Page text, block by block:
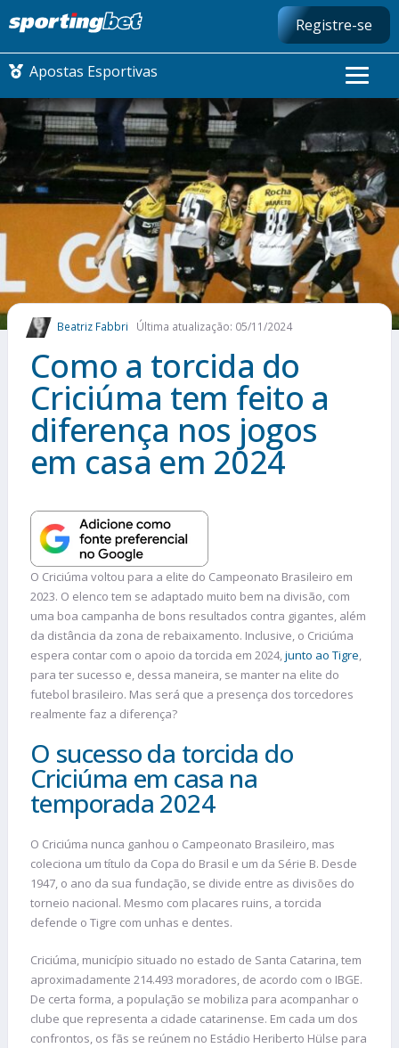
Registre-se
Apostas Esportivas
CONMEBOL LIBERTADORES
FUTEBOL NACIONAL
FUTEBOL INTERNACIONAL
COMO APOSTAR
MAIS ESPORTES
Beatriz Fabbri Última atualização: 05/11/2024
Como a torcida do
Criciúma tem feito a
diferença nos jogos
em casa em 2024
O Criciúma voltou para a elite do Campeonato Brasileiro em
2023. O elenco tem se adaptado muito bem na divisão, com
uma boa campanha de bons resultados contra gigantes, além
da distância da zona de rebaixamento. Inclusive, o Criciúma
espera contar com o apoio da torcida em 2024,junto ao Tigre,
para ter sucesso e, dessa maneira, se manter na elite do
futebol brasileiro. Mas será que a presença dos torcedores
realmente faz a diferença?
O sucesso da torcida do
Criciúma em casa na
temporada 2024
O Criciúma nunca ganhou o Campeonato Brasileiro, mas
coleciona um título da Copa do Brasil e um da Série B. Desde
1947, o ano da sua fundação, se divide entre as divisões do
torneio nacional. Mesmo com placares ruins, a torcida
defende o Tigre com unhas e dentes.
Criciúma, município situado no estado de Santa Catarina, tem
aproximadamente 214.493 moradores, de acordo com o IBGE.
De certa forma, a população se mobiliza para acompanhar o
clube que representa a cidade catarinense. Em cada um dos
confrontos, os fãs se reúnem no Estádio Heriberto Hülse para